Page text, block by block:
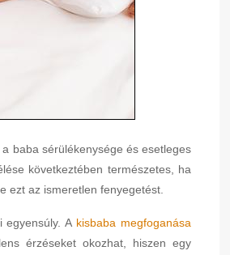
baba sérülékenysége és esetleges
következtében természetes, ha
ezt az ismeretlen fenyegetést.
A kisbaba megfoganása
érzéseket okozhat, hiszen egy